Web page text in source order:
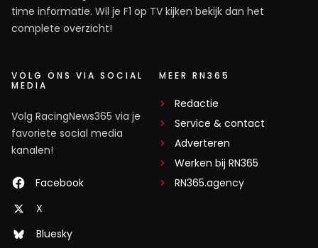
time informatie. Wil je F1 op TV kijken bekijk dan het
complete overzicht!
VOLG ONS VIA SOCIAL
MEDIA
Volg RacingNews365 via je
favoriete social media
kanalen!
Facebook
X
Bluesky
MEER RN365
Redactie
Service & contact
Adverteren
Werken bij RN365
RN365.agency